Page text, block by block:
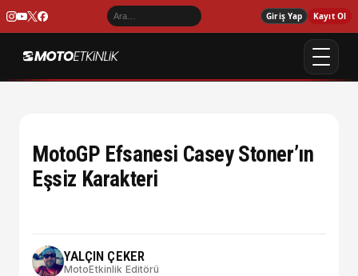
Giriş Yap Kayıt Ol
MotoGP Efsanesi Casey Stoner’ın
Eşsiz Karakteri
YALÇIN ÇEKER
MotoEtkinlik Editörü